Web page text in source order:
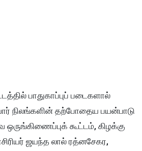
பாதுகாப்புப் படைகளால்
நிலங்களின் தற்போதைய பயன்பாடு
ஒருங்கிணைப்புக் கூட்டம், கிழக்கு
ஜயந்த லால் ரத்னசேகர,